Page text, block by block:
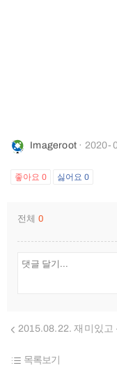
Imageroot · 2020-
좋아요 0 싫어요0
전체 0
목록보기